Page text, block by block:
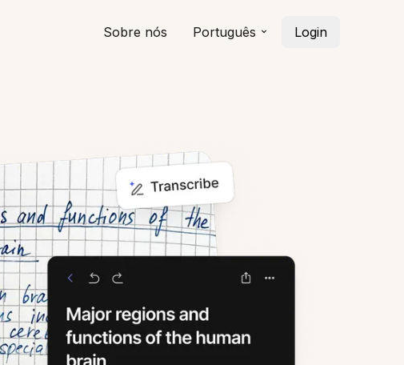
Sobre nós Português Login